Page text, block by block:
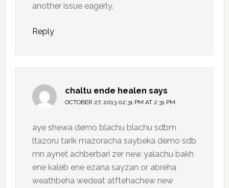
another issue eagerly.
Reply
chaltu ende healen says
OCTOBER 27, 2013 02:31 PM AT 2:31 PM
aye shewa demo blachu blachu sdbm
ltazoru tarik mazoracha saybeka demo sdb
mn aynet achberbari zer new yalachu bakh
ene kaleb ene ezana sayzan or abreha
weathbeha wedeat atftehachew new